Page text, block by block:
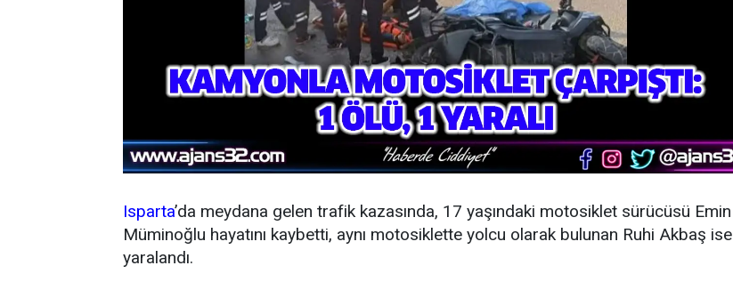
Isparta’da meydana gelen trafik kazasında, 17 yaşındaki motosiklet sürücüsü Emin
Müminoğlu hayatını kaybetti, aynı motosiklette yolcu olarak bulunan Ruhi Akbaş ise
yaralandı.